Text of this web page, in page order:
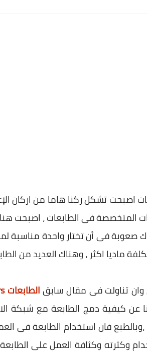
اصبحت تشكل ركنا هاما من اركان
المتخصصة فى الطابعات ، اصبحت
صعوبة فى أن تختار واحدة مناسبة
ماديا اكثر ، وهناك العديد من
تناولت فى مقال سابقالطابعات Printers وانواعها ووظائفها الرئيسية
عن كيفية دمج الطابعة مع شبكة
،وبالطبع فان استخدام الطابعة فى